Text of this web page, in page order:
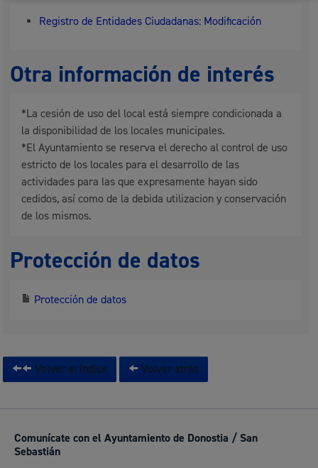
Registro de Entidades Ciudadanas: Modificación
Otra información de interés
*La cesión de uso del local está siempre condicionada a
la disponibilidad de los locales municipales.
*El Ayuntamiento se reserva el derecho al control de uso
estricto de los locales para el desarrollo de las
actividades para las que expresamente hayan sido
cedidos, así como de la debida utilizacion y conservación
de los mismos.
Protección de datos
Protección de datos
Volver al índice Volver atrás
Comunícate con el Ayuntamiento de Donostia / San
Sebastián